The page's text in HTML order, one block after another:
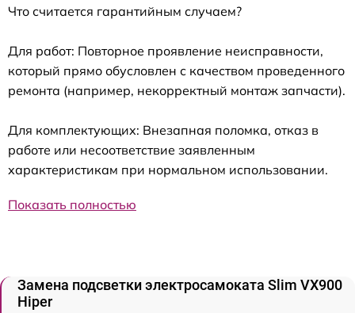
Что считается гарантийным случаем?
Для работ: Повторное проявление неисправности,
который прямо обусловлен с качеством проведенного
ремонта (например, некорректный монтаж запчасти).
Для комплектующих: Внезапная поломка, отказ в
работе или несоответствие заявленным
характеристикам при нормальном использовании.
Показать полностью
Замена подсветки электросамоката Slim VX900
Hiper